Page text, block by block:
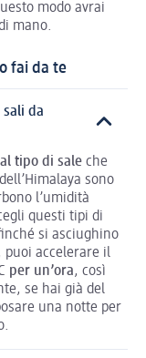
modo avrai
mano.
fai da te
sali da
tipo di sale che
sono
l’umidità
questi tipi di
si asciughino
puoi accelerare il
per un’ora, così
se hai già del
una notte per